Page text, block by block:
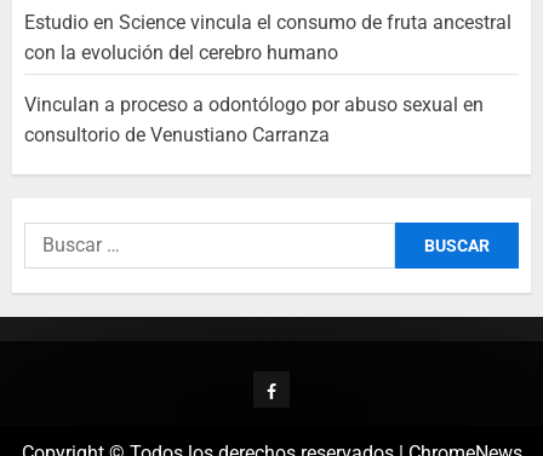
Estudio en Science vincula el consumo de fruta ancestral
con la evolución del cerebro humano
Vinculan a proceso a odontólogo por abuso sexual en
consultorio de Venustiano Carranza